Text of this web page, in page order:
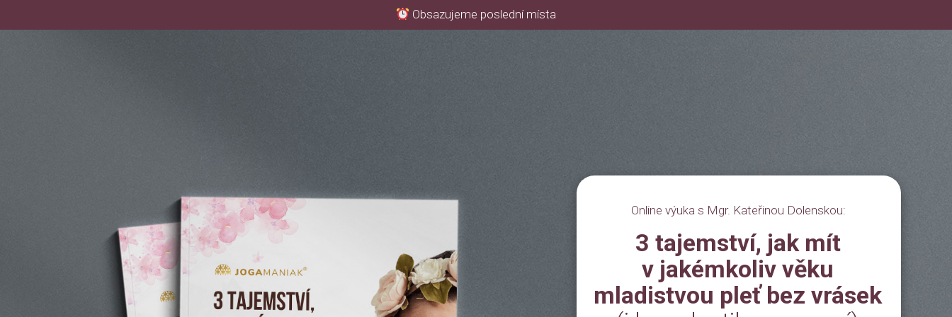
Obsazujeme poslední místa
Online výuka s Mgr. Kateřinou Dolenskou:
3 tajemství, jak mít
v jakémkoliv věku
mladistvou pleť bez vrásek